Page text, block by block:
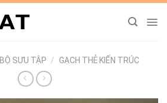
BỘ SƯU TẬP / GẠCH THẺ KIẾN TRÚC